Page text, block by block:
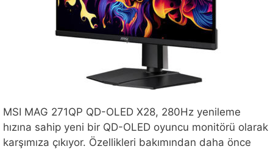
MSI MAG 271QP QD-OLED X28, 280Hz yenileme
hızına sahip yeni bir QD-OLED oyuncu monitörü olarak
karşımıza çıkıyor. Özellikleri bakımından daha önce